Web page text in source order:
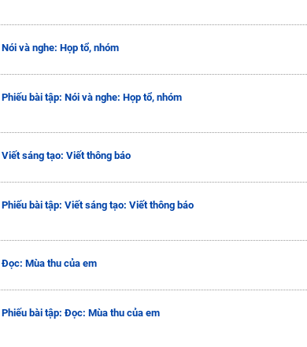
Nói và nghe: Họp tổ, nhóm
Phiếu bài tập: Nói và nghe: Họp tổ, nhóm
Viết sáng tạo: Viết thông báo
Phiếu bài tập: Viết sáng tạo: Viết thông báo
Đọc: Mùa thu của em
Phiếu bài tập: Đọc: Mùa thu của em